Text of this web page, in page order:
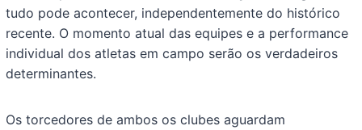
tudo pode acontecer, independentemente do histórico
recente. O momento atual das equipes e a performance
individual dos atletas em campo serão os verdadeiros
determinantes.
Os torcedores de ambos os clubes aguardam